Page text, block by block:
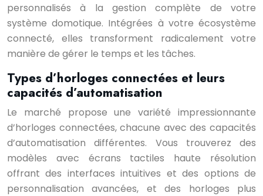
personnalisés à la gestion complète de votre
système domotique. Intégrées à votre écosystème
connecté, elles transforment radicalement votre
manière de gérer le temps et les tâches.
Types d’horloges connectées et leurs
capacités d’automatisation
Le marché propose une variété impressionnante
d’horloges connectées, chacune avec des capacités
d’automatisation différentes. Vous trouverez des
modèles avec écrans tactiles haute résolution
offrant des interfaces intuitives et des options de
personnalisation avancées, et des horloges plus